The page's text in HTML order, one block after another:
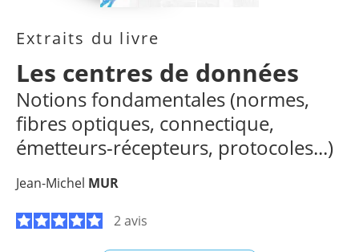
Extraits du livre
Les centres de données
Notions fondamentales (normes,
fibres optiques, connectique,
émetteurs-récepteurs, protocoles...)
Jean-Michel MUR
2 avis